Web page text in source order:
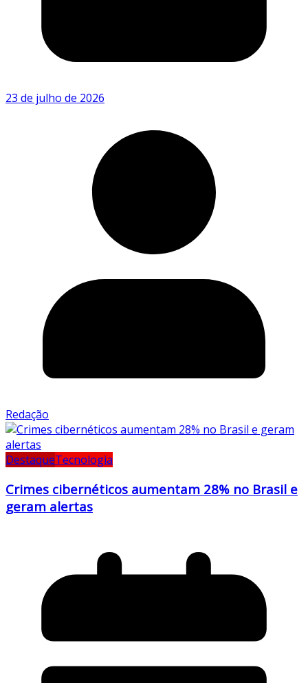
23 de julho de 2026
Redação
DestaqueTecnologia
Crimes cibernéticos aumentam 28% no Brasil e
geram alertas